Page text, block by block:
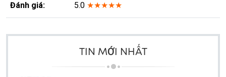
Đánh giá: 5.0 ★★★★★
TIN MỚI NHẤT